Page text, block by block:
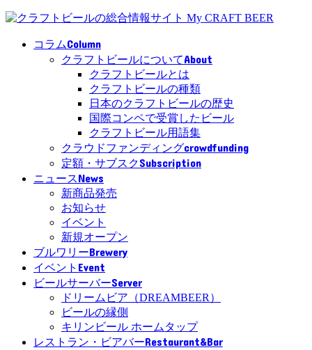
コラムColumn
クラフトビールについてAbout
クラフトビールとは
クラフトビールの種類
日本のクラフトビールの歴史
国際コンペで受賞したビール
クラフトビール用語集
クラウドファンディングcrowdfunding
定額・サブスクSubscription
ニュースNews
新商品発売
お知らせ
イベント
新規オープン
ブルワリーBrewery
イベント Event
ビールサーバーServer
ドリームビア（DREAMBEER）
ビールの縁側
キリンビール ホームタップ
レストラン・ビアバーRestaurant&Bar